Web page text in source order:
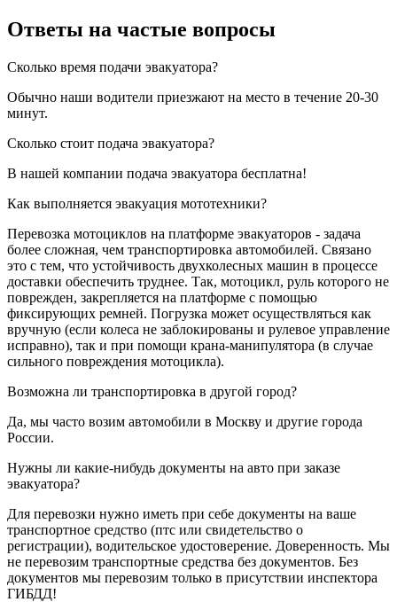
Ответы на частые вопросы
Сколько время подачи эвакуатора?
Обычно наши водители приезжают на место в течение 20-30
минут.
Сколько стоит подача эвакуатора?
В нашей компании подача эвакуатора бесплатна!
Как выполняется эвакуация мототехники?
Перевозка мотоциклов на платформе эвакуаторов - задача
более сложная, чем транспортировка автомобилей. Связано
это с тем, что устойчивость двухколесных машин в процессе
доставки обеспечить труднее. Так, мотоцикл, руль которого не
поврежден, закрепляется на платформе с помощью
фиксирующих ремней. Погрузка может осуществляться как
вручную (если колеса не заблокированы и рулевое управление
исправно), так и при помощи крана-манипулятора (в случае
сильного повреждения мотоцикла).
Возможна ли транспортировка в другой город?
Да, мы часто возим автомобили в Москву и другие города
России.
Нужны ли какие-нибудь документы на авто при заказе
эвакуатора?
Для перевозки нужно иметь при себе документы на ваше
транспортное средство (птс или свидетельство о
регистрации), водительское удостоверение. Доверенность. Мы
не перевозим транспортные средства без документов. Без
документов мы перевозим только в присутствии инспектора
ГИБДД!